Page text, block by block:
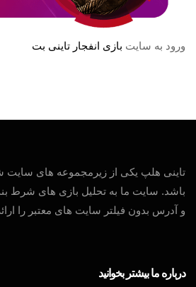
ورود به سایت بازی انفجار تاینی بت
تاینی هلپ یکی از زیرمجموعه های
باشد. سایت ما به تحلیل بازی های شرط
و آدرس بدون فیلتر سایت های معتبر را
درباره ما بیشتر بخوانید